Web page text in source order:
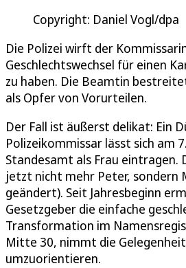
Copyright: Daniel Vogl/dpa
Die Polizei wirft der
Geschlechtswechsel für einen
zu haben. Die Beamtin
als Opfer von Vorurteilen.
Der Fall ist äußerst delikat: Ein
Polizeikommissar lässt sich am
Standesamt als Frau eintragen.
jetzt nicht mehr Peter, sondern
geändert). Seit Jahresbeginn
Gesetzgeber die einfache
Transformation im
Mitte 30, nimmt die Gelegenheit
umzuorientieren.